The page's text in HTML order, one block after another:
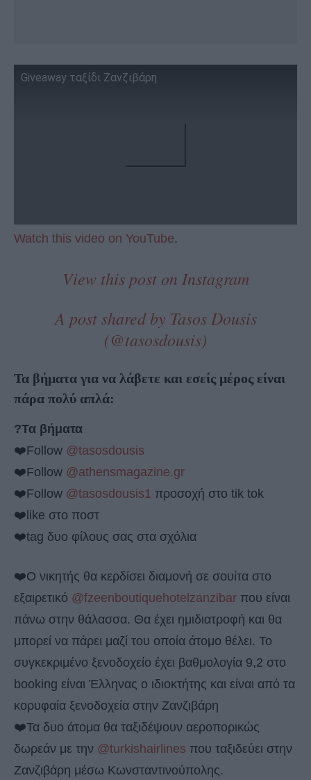
Giveaway ταξίδι Ζανζιβάρη
Watch this video on YouTube.
View this post on Instagram
A post shared by Tasos Dousis
(@tasosdousis)
Τα βήματα για να λάβετε και εσείς μέρος είναι
πάρα πολύ απλά:
?Τα βήματα
❤️Follow @tasosdousis
❤️Follow @athensmagazine.gr
❤️Follow @tasosdousis1 προσοχή στο tik tok
❤️like στο ποστ
❤️tag δυο φίλους σας στα σχόλια
❤️Ο νικητής θα κερδίσει διαμονή σε σουίτα στο
εξαιρετικό @fzeenboutiquehotelzanzibar που είναι
πάνω στην θάλασσα. Θα έχει ημιδιατροφή και θα
μπορεί να πάρει μαζί του οποία άτομο θέλει. Το
συγκεκριμένο ξενοδοχείο έχει βαθμολογία 9,2 στο
booking είναι Έλληνας ο ιδιοκτήτης και είναι από τα
κορυφαία ξενοδοχεία στην Ζανζιβάρη
❤️Τα δυο άτομα θα ταξιδέψουν αεροπορικώς
δωρεάν με την @turkishairlines που ταξιδεύει στην
Ζανζιβάρη μέσω Κωνσταντινούπολης.